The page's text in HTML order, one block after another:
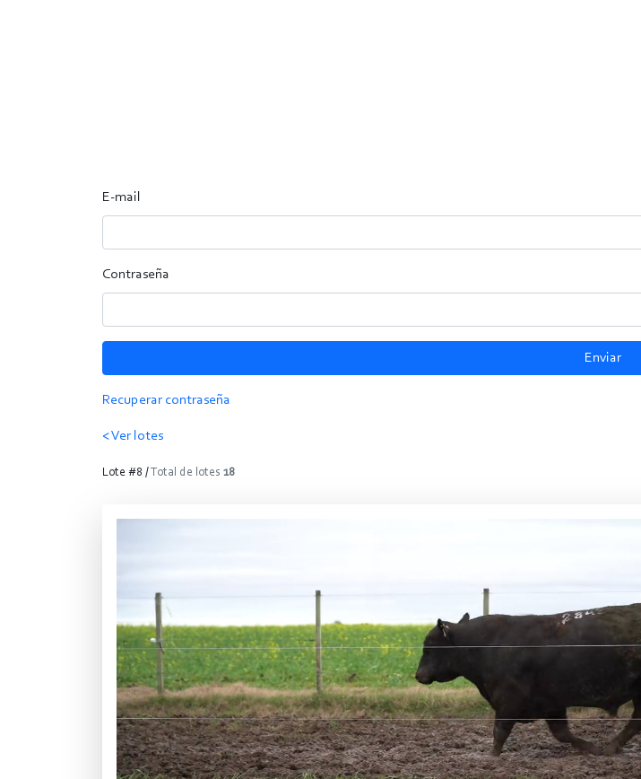
E-mail
Contraseña
Enviar
Recuperar contraseña
< Ver lotes
Lote #8 / Total de lotes 18